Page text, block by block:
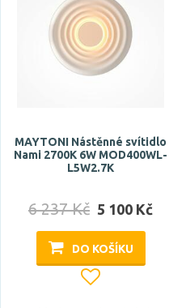
Barva světla
RGB
studená bílá
Teplota barvy
MAYTONI Nástěnné svítidlo
Nami 2700K 6W MOD400WL-
L5W2.7K
6 237 Kč 5 100 Kč
DO KOŠÍKU